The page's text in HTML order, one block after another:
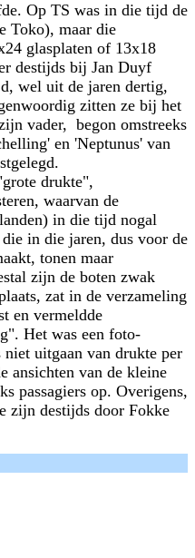
Op TS was in die tijd de
Toko), maar die
glasplaten of 13x18
destijds bij Jan Duyf
wel uit de jaren dertig,
zitten ze bij het
vader, begon omstreeks
en 'Neptunus' van
drukte",
waarvan de
in die tijd nogal
in die jaren, dus voor de
tonen maar
zijn de boten zwak
zat in de verzameling
en vermeldde
Het was een foto-
uitgaan van drukte per
ansichten van de kleine
passagiers op. Overigens,
zijn destijds door Fokke